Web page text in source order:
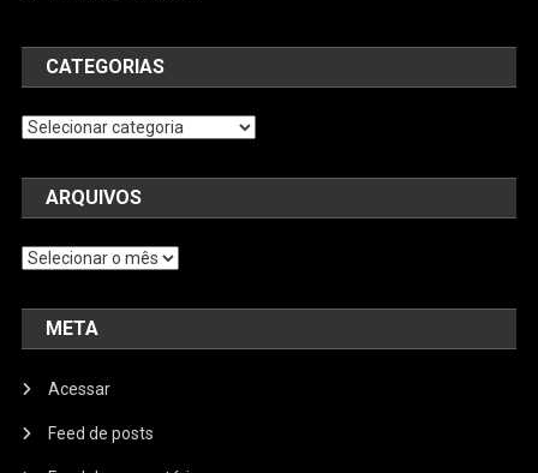
CATEGORIAS
Categorias
ARQUIVOS
Arquivos
META
Acessar
Feed de posts